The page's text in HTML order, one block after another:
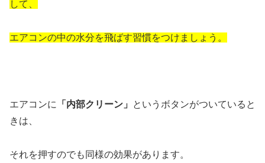
して、
エアコンの中の水分を飛ばす習慣をつけましょう。
エアコンに 「内部クリーン」
というボタンがついていると
きは、
それを押すのでも同様の効果があります。